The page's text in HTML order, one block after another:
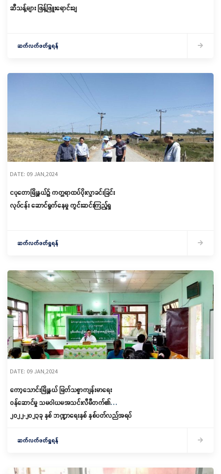
ဆီသန့်များ ဖြန့်ဖြူးရောင်းချ
ဆက်လက်ဖတ်ရှုရန်
DATE: 09 JAN,2024
ငပုတောမြို့နယ်၌ ကတ္တရာထပ်ပိုးလွှာခင်းခြင်း
လုပ်ငန်း ဆောင်ရွက်နေမှု ကွင်းဆင်းကြည့်ရှု
ဆက်လက်ဖတ်ရှုရန်
DATE: 09 JAN,2024
ကော့သောင်းမြို့နယ် မြတ်သစ္စာကျန်းမာရေး
ဝန်ဆောင်မှု သမဝါယမအသင်းလီမီတက်၏
၂၀၂၂-၂၀၂၃ခု နှစ် ဘဏ္ဍာရေးနှစ် နှစ်ပတ်လည်အရပ်
ဆက်လက်ဖတ်ရှုရန်